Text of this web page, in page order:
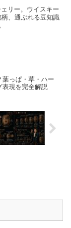
リー。ウイスキー
、通ぶれる豆知識
葉っぱ・草・ハー
表現を完全解説